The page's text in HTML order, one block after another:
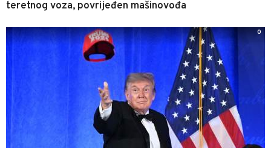
teretnog voza, povrijeđen mašinovođa
0